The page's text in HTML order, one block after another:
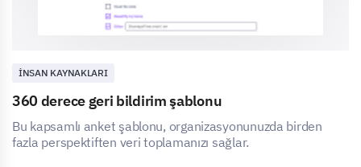
İNSAN KAYNAKLARI
360 derece geri bildirim şablonu
Bu kapsamlı anket şablonu, organizasyonunuzda birden
fazla perspektiften veri toplamanızı sağlar.